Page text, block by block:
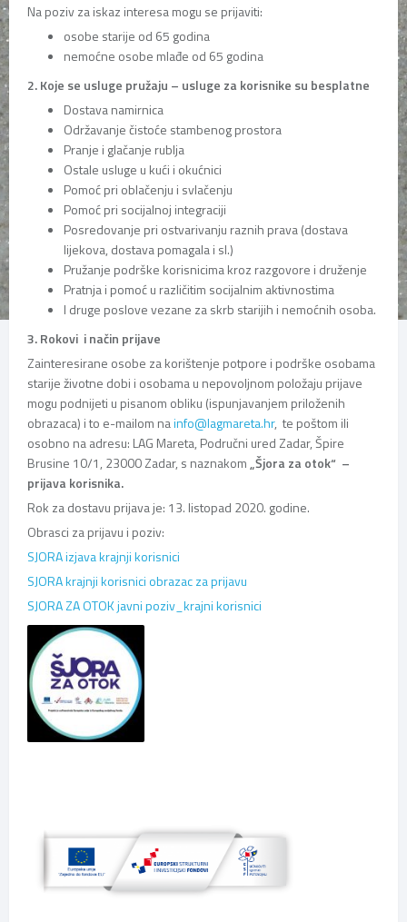
Na poziv za iskaz interesa mogu se prijaviti:
osobe starije od 65 godina
nemoćne osobe mlađe od 65 godina
2. Koje se usluge pružaju – usluge za korisnike su besplatne
Dostava namirnica
Održavanje čistoće stambenog prostora
Pranje i glačanje rublja
Ostale usluge u kući i okućnici
Pomoć pri oblačenju i svlačenju
Pomoć pri socijalnoj integraciji
Posredovanje pri ostvarivanju raznih prava (dostava
lijekova, dostava pomagala i sl.)
Pružanje podrške korisnicima kroz razgovore i druženje
Pratnja i pomoć u različitim socijalnim aktivnostima
I druge poslove vezane za skrb starijih i nemoćnih osoba.
3. Rokovi i način prijave
Zainteresirane osobe za korištenje potpore i podrške osobama
starije životne dobi i osobama u nepovoljnom položaju prijave
mogu podnijeti u pisanom obliku (ispunjavanjem priloženih
obrazaca) i to e-mailom nainfo@lagmareta.hr, te poštom ili
osobno na adresu: LAG Mareta, Područni ured Zadar, Špire
Brusine 10/1, 23000 Zadar, s naznakom „Šjora za otok“ –
prijava korisnika.
Rok za dostavu prijava je: 13. listopad 2020. godine.
Obrasci za prijavu i poziv:
SJORA izjava krajnji korisnici
SJORA krajnji korisnici obrazac za prijavu
SJORA ZA OTOK javni poziv_krajni korisnici